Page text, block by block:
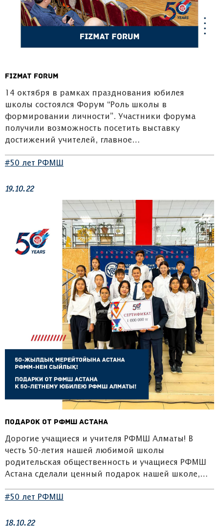
Fizmat Forum
14 октября в рамках празднования юбилея
школы состоялся Форум “Роль школы в
формировании личности”. Участники форума
получили возможность посетить выставку
достижений учителей, главное…
#50 лет РФМШ
19.10.22
Подарок от РФМШ Астана
Дорогие учащиеся и учителя РФМШ Алматы! В
честь 50-летия нашей любимой школы
родительская общественность и учащиеся РФМШ
Астана сделали ценный подарок нашей школе,…
#50 лет РФМШ
18.10.22